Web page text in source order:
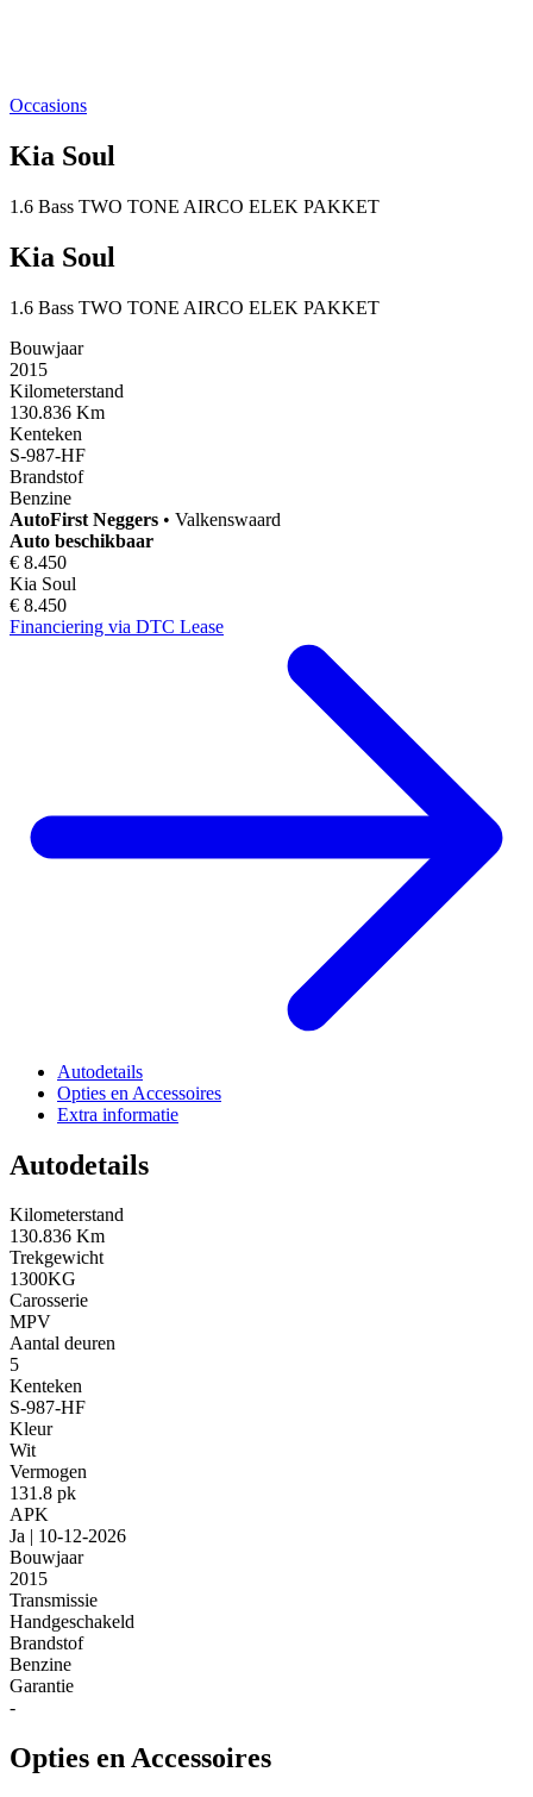
Occasions
Kia Soul
1.6 Bass TWO TONE AIRCO ELEK PAKKET
Kia Soul
1.6 Bass TWO TONE AIRCO ELEK PAKKET
Bouwjaar
2015
Kilometerstand
130.836 Km
Kenteken
S-987-HF
Brandstof
Benzine
AutoFirst Neggers • Valkenswaard
Auto beschikbaar
€ 8.450
Kia Soul
€ 8.450
Financiering via DTC Lease
Autodetails
Opties en Accessoires
Extra informatie
Autodetails
Kilometerstand
130.836 Km
Trekgewicht
1300KG
Carosserie
MPV
Aantal deuren
5
Kenteken
S-987-HF
Kleur
Wit
Vermogen
131.8 pk
APK
Ja | 10-12-2026
Bouwjaar
2015
Transmissie
Handgeschakeld
Brandstof
Benzine
Garantie
-
Opties en Accessoires